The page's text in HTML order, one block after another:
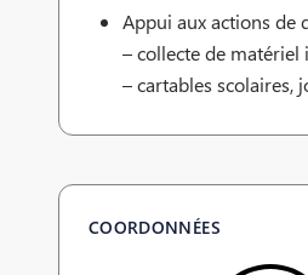
Appui aux actions de
– collecte de
– cartables scolaires,
COORDONNÉES